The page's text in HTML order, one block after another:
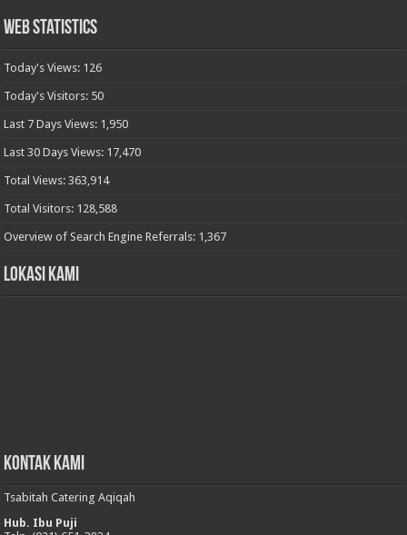
Web Statistics
Today's Views: 126
Today's Visitors: 50
Last 7 Days Views: 1,950
Last 30 Days Views: 17,470
Total Views:363,914
Total Visitors: 128,588
Overview of Search Engine Referrals: 1,367
Lokasi Kami
Kontak Kami
Tsabitah Catering Aqiqah
Hub. Ibu Puji